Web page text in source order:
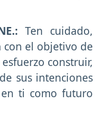
Ten cuidado,
con el objetivo de
construir,
sus intenciones
ti como futuro